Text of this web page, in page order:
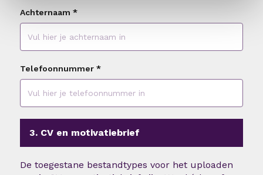
Achternaam *
Telefoonnummer *
3. CV en motivatiebrief
De toegestane bestandtypes voor het uploaden